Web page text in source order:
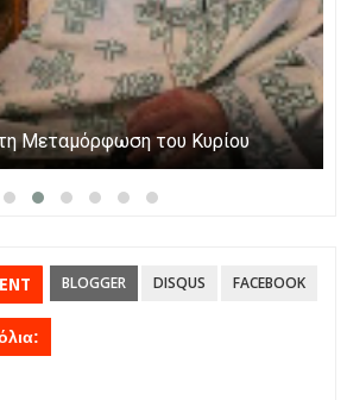
Μεταμόρφωση του Κυρίου
BLOGGER DISQUS FACEBOOK